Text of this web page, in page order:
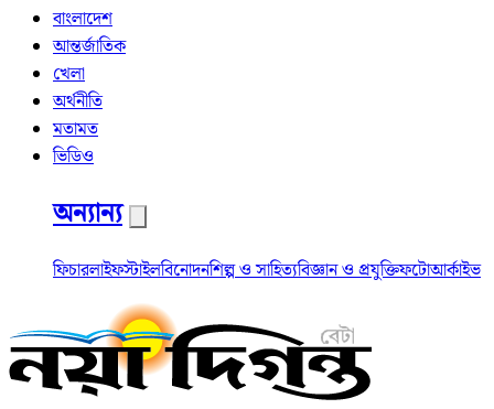
বাংলাদেশ
আন্তর্জাতিক
খেলা
অর্থনীতি
মতামত
ভিডিও
অন্যান্য
ফিচারলাইফস্টাইলবিনোদনশিল্প ও সাহিত্যবিজ্ঞান ও প্রযুক্তিফটোআর্কাইভ